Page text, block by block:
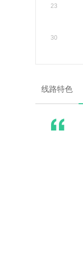
23
30
线路特色